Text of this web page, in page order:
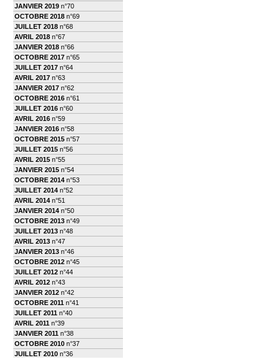
JANVIER 2019 n°70
OCTOBRE 2018 n°69
JUILLET 2018 n°68
AVRIL 2018 n°67
JANVIER 2018 n°66
OCTOBRE 2017 n°65
JUILLET 2017 n°64
AVRIL 2017 n°63
JANVIER 2017 n°62
OCTOBRE 2016 n°61
JUILLET 2016 n°60
AVRIL 2016 n°59
JANVIER 2016 n°58
OCTOBRE 2015 n°57
JUILLET 2015 n°56
AVRIL 2015 n°55
JANVIER 2015 n°54
OCTOBRE 2014 n°53
JUILLET 2014 n°52
AVRIL 2014 n°51
JANVIER 2014 n°50
OCTOBRE 2013 n°49
JUILLET 2013 n°48
AVRIL 2013 n°47
JANVIER 2013 n°46
OCTOBRE 2012 n°45
JUILLET 2012 n°44
AVRIL 2012 n°43
JANVIER 2012 n°42
OCTOBRE 2011 n°41
JUILLET 2011 n°40
AVRIL 2011 n°39
JANVIER 2011 n°38
OCTOBRE 2010 n°37
JUILLET 2010 n°36